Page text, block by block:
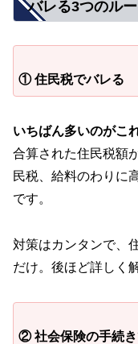
バレる3つのルー
① 住民税でバレる
いちばん多いのがこ
合算された住民税額
民税、給料のわりに
です。
対策はカンタンで、
だけ。後ほど詳しく
② 社会保険の手続